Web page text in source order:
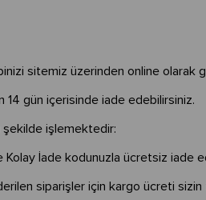
sitemiz üzerinden online
14 gün içerisinde iade edebilirsiniz.
şekilde işlemektedir:
Kolay İade kodunuzla ücretsiz iade
siparişler için kargo ücreti sizin